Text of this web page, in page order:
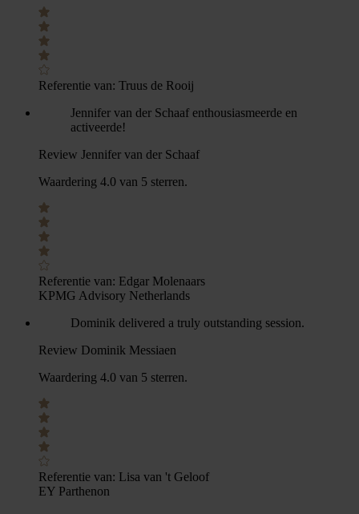
Referentie van: Truus de Rooij
Jennifer van der Schaaf enthousiasmeerde en
activeerde!
Review Jennifer van der Schaaf
Waardering 4.0 van 5 sterren.
Referentie van: Edgar Molenaars
KPMG Advisory Netherlands
Dominik delivered a truly outstanding session.
Review Dominik Messiaen
Waardering 4.0 van 5 sterren.
Referentie van: Lisa van 't Geloof
EY Parthenon